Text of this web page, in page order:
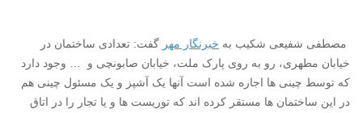
مصطفی شفیعی شکیب به خبرنگار مهر گفت: تعدادی ساختمان در
خیابان مطهری، رو به روی پارک ملت، خیابان صابونچی و … وجود دارد
که توسط چینی ها اجاره شده است آنها یک آشپز و یک مسئول چینی هم
در این ساختمان ها مستقر کرده اند که توریست ها و یا تجار را در اتاق